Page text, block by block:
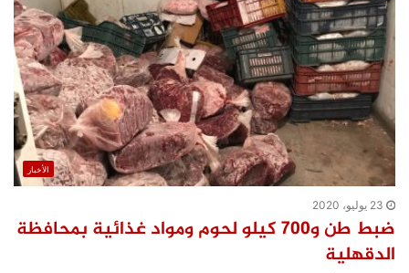
الأخبار
23 يوليو، 2020
ضبط طن و700 كيلو لحوم ومواد غذائية بمحافظة
الدقهلية